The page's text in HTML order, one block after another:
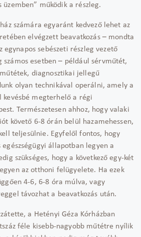
működik a részleg.
számára egyaránt kedvező lehet az
elvégzett beavatkozás – mondta
egynapos sebészeti részleg vezető
számos esetben – például sérvműtét,
diagnosztikai jellegű
olyan technikával operálni, amely a
kevésbé megterhelő a régi
Természetesen ahhoz, hogy valaki
követő 6-8 órán belül hazamehessen,
teljesülnie. Egyfelől fontos, hogy
állapotban legyen a
szükséges, hogy a következő egy-két
az otthoni felügyelete. Ha ezek
4-6, 6-8 óra múlva, vagy
távozhat a beavatkozás után.
a Hetényi Géza Kórházban
féle kisebb-nagyobb műtétre nyílik